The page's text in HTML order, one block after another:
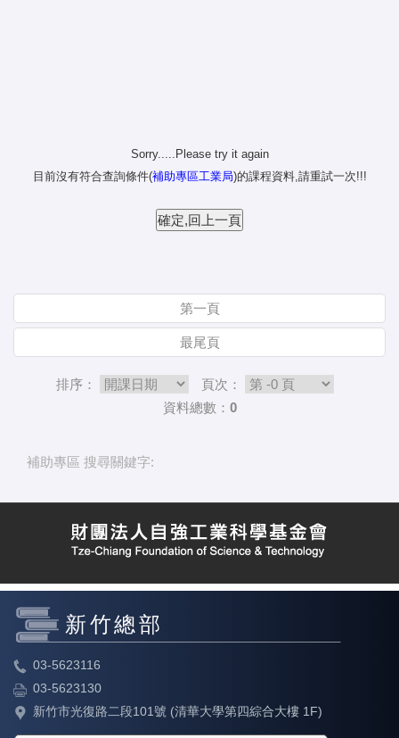
Sorry.....Please try it again
目前沒有符合查詢條件(補助專區工業局)的課程資料,請重試一次!!!
第一頁
最尾頁
排序：
頁次：
資料總數：0
補助專區 搜尋關鍵字:
新竹總部
03-5623116
03-5623130
新竹市光復路二段101號 (清華大學第四綜合大樓 1F)